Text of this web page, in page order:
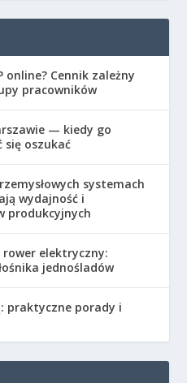
online? Cennik zależny
pracowników
— kiedy go
się oszukać
systemach
wydajność i
produkcyjnych
rower elektryczny:
jednośladów
praktyczne porady i